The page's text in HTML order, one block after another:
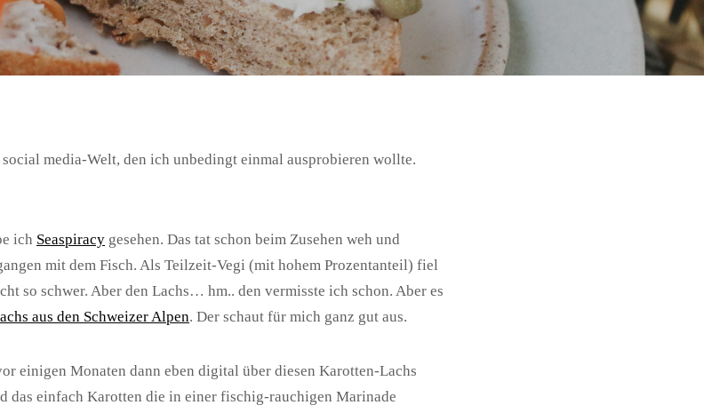
media-Welt, den ich unbedingt einmal ausprobieren wollte.
ich Seaspiracy gesehen. Das tat schon beim Zusehen weh und
mit dem Fisch. Als Teilzeit-Vegi (mit hohem Prozentanteil) fiel
so schwer. Aber den Lachs… hm.. den vermisste ich schon. Aber es
aus den Schweizer Alpen. Der schaut für mich ganz gut aus.
einigen Monaten dann eben digital über diesen Karotten-Lachs
das einfach Karotten die in einer fischig-rauchigen Marinade